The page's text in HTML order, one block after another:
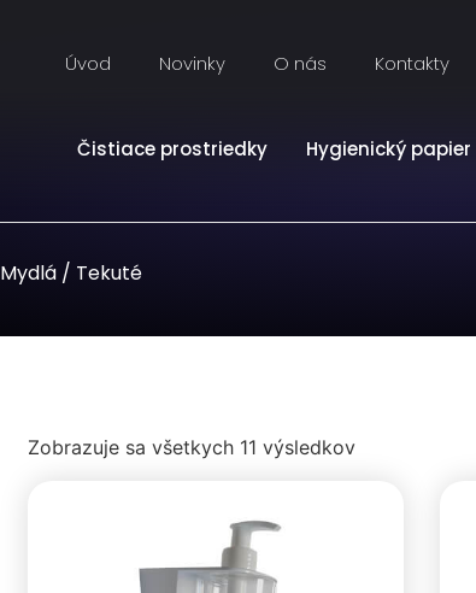
Úvod Novinky O nás Kontakty
Čistiace prostriedky Hygienický papier
Mydlá / Tekuté
Zobrazuje sa všetkych 11 výsledkov